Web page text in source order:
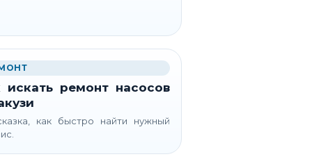
искать ремонт насосов
как быстро найти нужный